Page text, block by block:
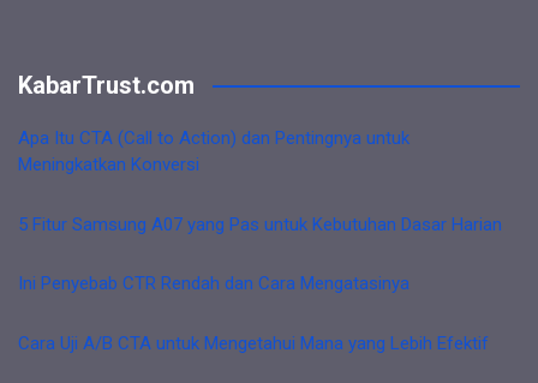
KabarTrust.com
Apa Itu CTA (Call to Action) dan Pentingnya untuk
Meningkatkan Konversi
5 Fitur Samsung A07 yang Pas untuk Kebutuhan Dasar Harian
Ini Penyebab CTR Rendah dan Cara Mengatasinya
Cara Uji A/B CTA untuk Mengetahui Mana yang Lebih Efektif